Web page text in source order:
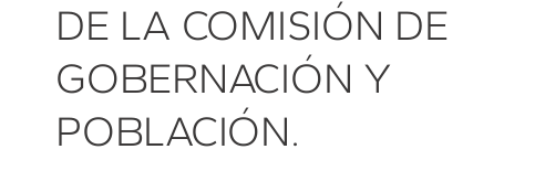
DE LA COMISIÓN DE
GOBERNACIÓN Y
POBLACIÓN.